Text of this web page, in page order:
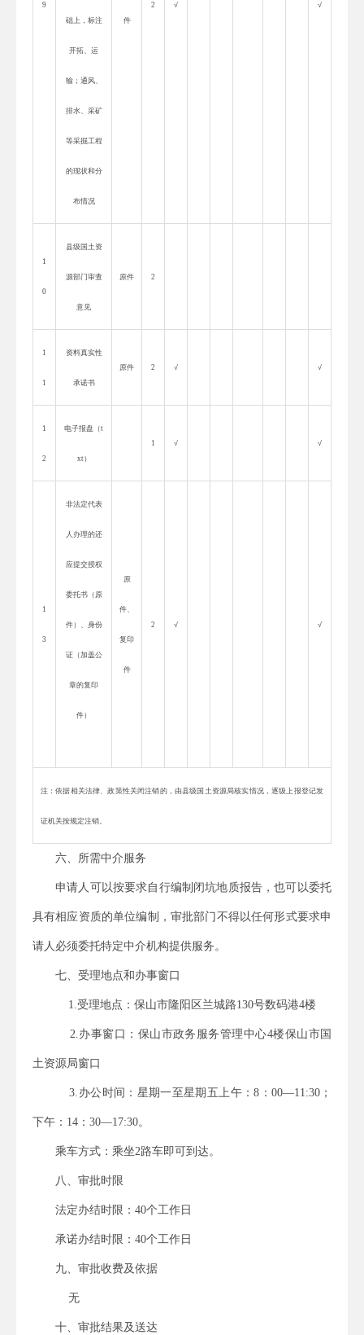
9
础上，标注
开拓、运
输；通风、
排水、采矿
等采掘工程
的现状和分
布情况
件
2 √ √
1
0
县级国土资
源部门审查
意见
原件 2
1
1
资料真实性
承诺书
原件 2 √ √
1
2
电子报盘（t
xt）
1 √ √
1
3
非法定代表
人办理的还
应提交授权
委托书（原
件）、身份
证（加盖公
章的复印
件）
原
件、
复印
件
2 √ √
注：依据相关法律、政策性关闭注销的，由县级国土资源局核实情况，逐级上报登记发
证机关按规定注销。
六、所需中介服务
申请人可以按要求自行编制 闭坑地质报告 ，也可以委托
具有相应资质的单位编制，审批部门不得以任何形式要求申
请人必须委托特定中介机构提供服务。
七、受理地点和办事窗口
1. 受理地点： 保山市隆阳区兰城路130号数码港4楼
2. 办事窗口： 保山市政务服务管理中心4楼保山市国
土资源局窗口
3. 办公时间： 星期一至星期五上午：8 ：00—11:30 ；
下午： 14 ： 30—17:30。
乘车方式：乘坐2路车即可到达。
八、审批时限
法定办结时限： 40个工作日
承诺办结时限： 40个工作日
九、审批收费及依据
无
十、审批结果及送达